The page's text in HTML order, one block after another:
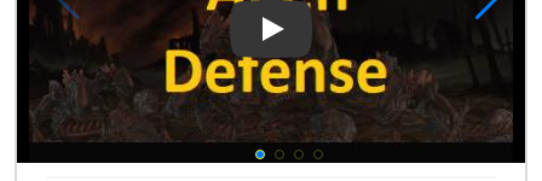
Play Video: Alien Defense